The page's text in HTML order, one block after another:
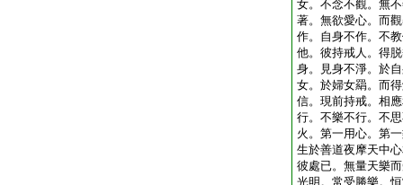
女。不念不觀。無
著。無欲愛心。而
作。自身不作。不
他。彼持戒人。得
身。見身不淨。於
女。於婦女羂。而
信。現前持戒。相
行。不樂不行。不
火。第一用心。第
生於善道夜摩天中
彼處已。無量天樂
光明。常受勝樂。